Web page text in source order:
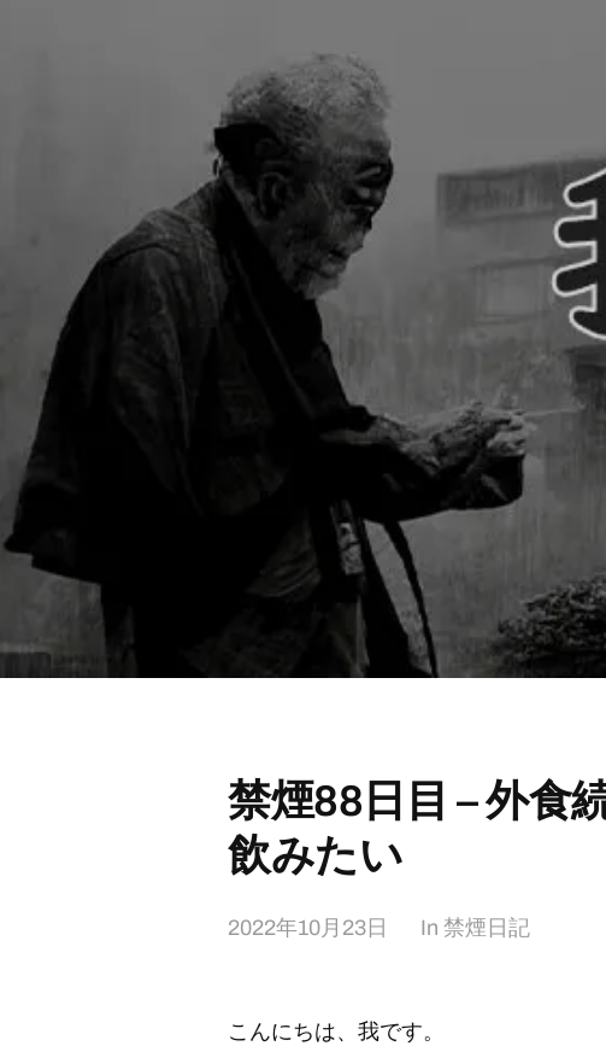
禁煙88日目 – 外食
飲みたい
2022年10月23日 In 禁煙日記
こんにちは、我です。